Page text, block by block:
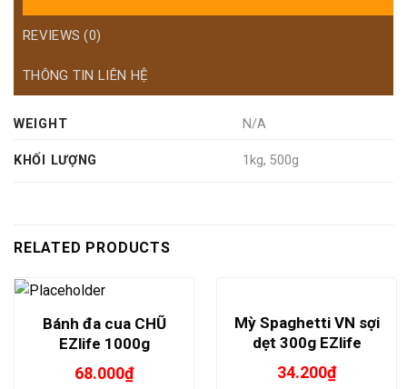
REVIEWS (0)
THÔNG TIN LIÊN HỆ
WEIGHT N/A
KHỐI LƯỢNG 1kg, 500g
RELATED PRODUCTS
Bánh đa cua CHŨ
EZlife 1000g
68.000₫
Mỳ Spaghetti VN sợi
dẹt 300g EZlife
34.200₫